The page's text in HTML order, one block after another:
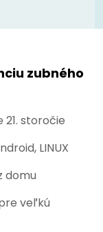
zubného
storočie
LINUX
domu
veľkú